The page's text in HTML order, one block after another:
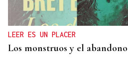
LEER ES UN PLACER
Los monstruos y el abandono